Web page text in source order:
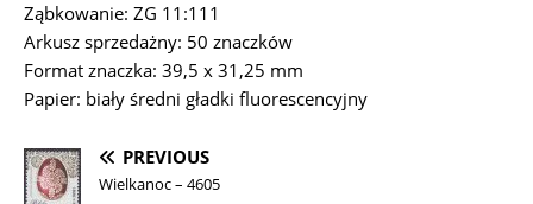
Ząbkowanie: ZG 11:111
Arkusz sprzedażny: 50 znaczków
Format znaczka: 39,5 x 31,25 mm
Papier: biały średni gładki fluorescencyjny
PREVIOUS
Wielkanoc – 4605